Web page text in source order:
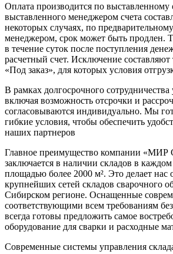
Оплата производится по выставленному
выставленного менеджером счета
некоторых случаях, по
менеджером, срок может быть продлен.
в течение суток после поступления
расчетный счет. Исключение составляют
«Под заказ», для которых условия
В рамках долгосрочного
включая возможность отсрочки и
согласовываются индивидуально. Мы
гибкие условия, чтобы обеспечить
наших партнеров
Главное преимущество компании
заключается в наличии складов в
площадью более 2000 м². Это делает нас
крупнейших сетей складов сварочного
Сибирском регионе. Оснащенные
соответствующими всем требованиям
всегда готовы предложить самое
оборудование для сварки и расходные
Современные системы управления